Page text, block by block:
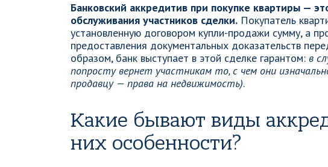
Банковский аккредитив при покупке квартиры —
обслуживания участников сделки. Покупатель
установленную договором купли-продажи сумму, а
предоставления документальных доказательств
образом, банк выступает в этой сделке гарантом: в
попросту вернет участникам то, с чем они
продавцу — права на недвижимость).
Какие бывают виды
них особенности?